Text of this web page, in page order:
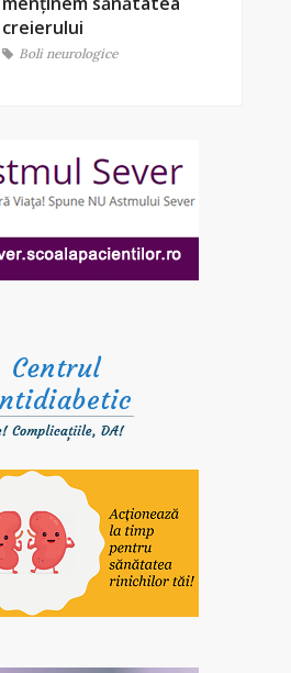
creierului
Boli neurologice